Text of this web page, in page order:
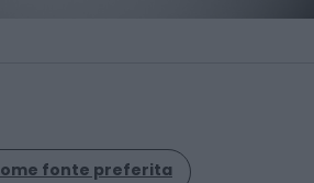
fonte preferita